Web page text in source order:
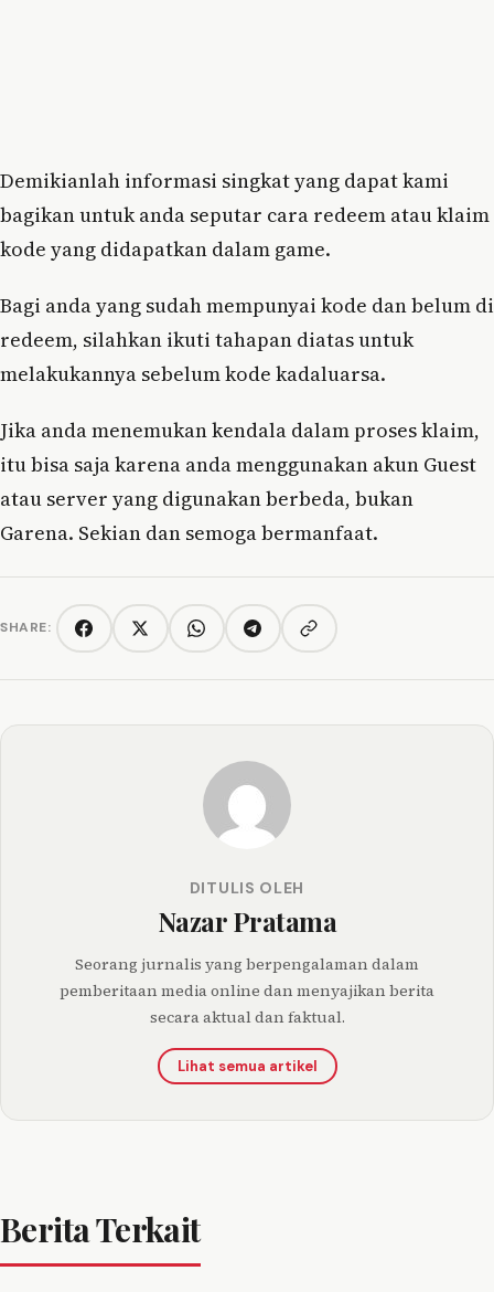
Demikianlah informasi singkat yang dapat kami
bagikan untuk anda seputar cara redeem atau klaim
kode yang didapatkan dalam game.
Bagi anda yang sudah mempunyai kode dan belum di
redeem, silahkan ikuti tahapan diatas untuk
melakukannya sebelum kode kadaluarsa.
Jika anda menemukan kendala dalam proses klaim,
itu bisa saja karena anda menggunakan akun Guest
atau server yang digunakan berbeda, bukan
Garena. Sekian dan semoga bermanfaat.
SHARE: FacebookTwitter/XWhatsAppTelegramCopy link
DITULIS OLEH
Nazar Pratama
Seorang jurnalis yang berpengalaman dalam
pemberitaan media online dan menyajikan berita
secara aktual dan faktual.
Lihat semua artikel
Berita Terkait